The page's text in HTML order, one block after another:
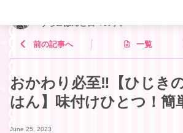
うちごはんと日々の事。
前の記事へ 一覧
おかわり必至‼︎【ひじき
はん】味付けひとつ！
June 25, 2023